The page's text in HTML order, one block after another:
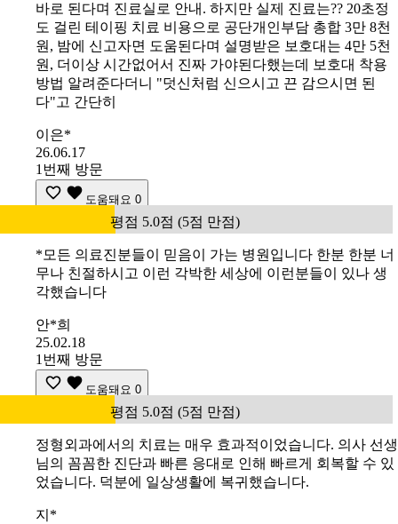
바로 된다며 진료실로 안내. 하지만 실제 진료는?? 20초정
도 걸린 테이핑 치료 비용으로 공단개인부담 총합 3만 8천
원, 밤에 신고자면 도움된다며 설명받은 보호대는 4만 5천
원, 더이상 시간없어서 진짜 가야된다했는데 보호대 착용
방법 알려준다더니 "덧신처럼 신으시고 끈 감으시면 된
다"고 간단히
이은*
26.06.17
1번째 방문
도움돼요 0
평점 5.0점 (5점 만점)
*모든 의료진분들이 믿음이 가는 병원입니다 한분 한분 너
무나 친절하시고 이런 각박한 세상에 이런분들이 있나 생
각했습니다
안*희
25.02.18
1번째 방문
도움돼요 0
평점 5.0점 (5점 만점)
정형외과에서의 치료는 매우 효과적이었습니다. 의사 선생
님의 꼼꼼한 진단과 빠른 응대로 인해 빠르게 회복할 수 있
었습니다. 덕분에 일상생활에 복귀했습니다.
지*